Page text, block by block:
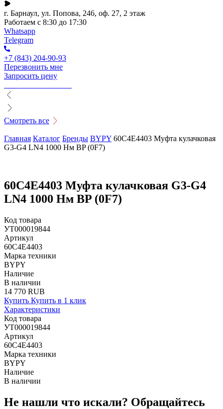
г. Барнаул, ул. Попова, 246, оф. 27, 2 этаж
Работаем с 8:30 до 17:30
Whatsapp
Telegram
+7 (843) 204-90-93
Перезвонить мне
Запросить цену
Смотреть все
Главная Каталог Бренды BYPY 60C4E4403 Муфта кулачковая
G3-G4 LN4 1000 Нм BP (0F7)
60C4E4403 Муфта кулачковая G3-G4
LN4 1000 Нм BP (0F7)
Код товара
УТ000019844
Артикул
60C4E4403
Марка техники
BYPY
Наличие
В наличии
14 770 RUB
Купить Купить в 1 клик
Характеристики
Код товара
УТ000019844
Артикул
60C4E4403
Марка техники
BYPY
Наличие
В наличии
Не нашли что искали? Обращайтесь